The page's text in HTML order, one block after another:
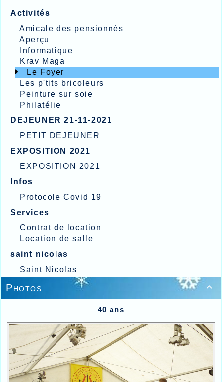
Activités
Amicale des pensionnés
Aperçu
Informatique
Krav Maga
Le Foyer
Les p'tits bricoleurs
Peinture sur soie
Philatélie
DEJEUNER 21-11-2021
PETIT DEJEUNER
EXPOSITION 2021
EXPOSITION 2021
Infos
Protocole Covid 19
Services
Contrat de location
Location de salle
saint nicolas
Saint Nicolas

Photos
40 ans